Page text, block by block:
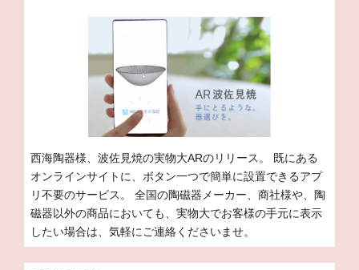
西海陶器様、波佐見焼の実物大ARのリリース。 既にある
オンラインサイトに、ボタン一つで簡単に設置できるアプ
リ不要のサービス。 全国の陶磁器メーカー、商社様や、陶
磁器以外の商品においても、実物大でお客様の手元に表示
したい場合は、気軽にご連絡くださいませ。